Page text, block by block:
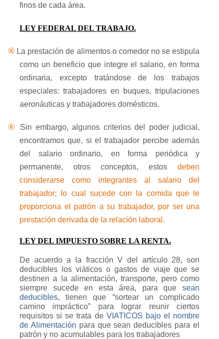
finos de cada área.
LEY FEDERAL DEL TRABAJO.
® La prestación de alimentos o comedor no se estipula
como un beneficio que integre el salario, en forma
ordinaria, excepto tratándose de los trabajos
especiales: trabajadores en buques, tripulaciones
aeronáuticas y trabajadores domésticos.
®
Sin embargo, algunos criterios del poder judicial,
encontramos que, si el trabajador percibe además
del salario ordinario, en forma periódica y
permanente, otros conceptos, estos deben
considerarse como integrantes al salario del
trabajador; lo cual sucede con la comida que le
proporciona el patrón a su trabajador, por ser una
prestación derivada de la relación laboral.
LEY DEL IMPUESTO SOBRE LA RENTA.
De acuerdo a la fracción V del artículo 28, son
deducibles los viáticos o gastos de viaje que se
destinen a la alimentación, transporte, pero como
siempre sucede en esta área, para que sean
deducibles, tienen que “sortear un complicado
camino impráctico” para lograr reunir ciertos
requisitos si se trata de VIATICOS bajo el nombre
de Alimentación para que sean deducibles para el
patrón y no acumulables para los trabajadores